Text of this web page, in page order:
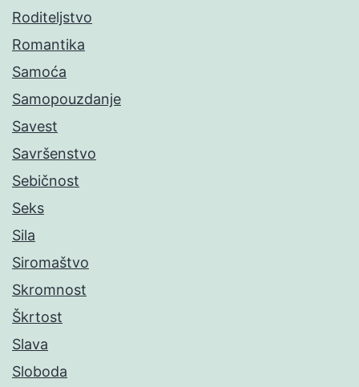
Roditeljstvo
Romantika
Samoća
Samopouzdanje
Savest
Savršenstvo
Sebičnost
Seks
Sila
Siromaštvo
Skromnost
Škrtost
Slava
Sloboda